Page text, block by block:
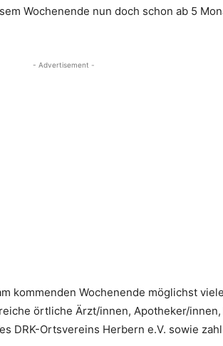
Wochenende nun doch schon ab 5
- Advertisement -
kommenden Wochenende möglichst
örtliche Ärzt/innen, Apotheker/
DRK-Ortsvereins Herbern e.V. sowie